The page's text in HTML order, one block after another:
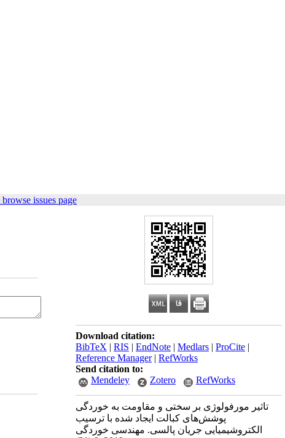
issues page
Download citation:
BibTeX | RIS | EndNote | Medlars | ProCite |
Reference Manager| RefWorks
Send citation to:
Mendeley
Zotero RefWorks
تاثیر مورفولوژی بر سختی و مقاومت به خوردگی
پوشش‌های کبالت ایجاد شده با ترسیب
الکتروشیمیایی جریان پالسی. مهندسی خوردگی